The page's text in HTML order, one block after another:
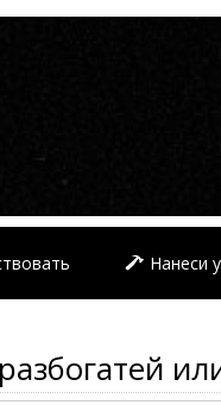
Нанеси